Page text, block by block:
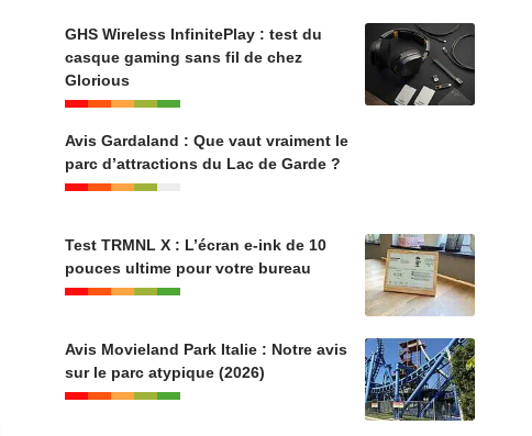
GHS Wireless InfinitePlay : test du
casque gaming sans fil de chez
Glorious
Avis Gardaland : Que vaut vraiment le
parc d’attractions du Lac de Garde ?
Test TRMNL X : L’écran e-ink de 10
pouces ultime pour votre bureau
Avis Movieland Park Italie : Notre avis
sur le parc atypique (2026)